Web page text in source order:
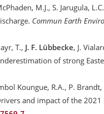
M.J., S. Jarugula,
Commun Earth
T., J. F. Lübbecke, J.
of strong
Koungue, R.A., P.
and impact of the